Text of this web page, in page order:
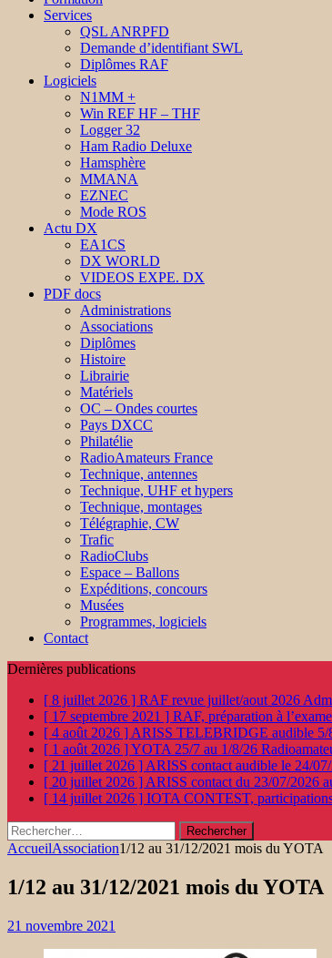
Services
QSL ANRPFD
Demande d’identifiant SWL
Diplômes RAF
Logiciels
N1MM +
Win REF HF – THF
Logger 32
Ham Radio Deluxe
Hamsphère
MMANA
EZNEC
Mode ROS
Actu DX
EA1CS
DX WORLD
VIDEOS EXPE. DX
PDF docs
Administrations
Associations
Diplômes
Histoire
Librairie
Matériels
OC – Ondes courtes
Pays DXCC
Philatélie
RadioAmateurs France
Technique, antennes
Technique, UHF et hypers
Technique, montages
Télégraphie, CW
Trafic
RadioClubs
Espace – Ballons
Expéditions, concours
Musées
Programmes, logiciels
Contact
Dernières publications
[ 8 juillet 2026 ] RAF revue juillet/aout 2026
[ 17 septembre 2021 ] RAF, préparation à
[ 4 août 2026 ] ARISS TELEBRIDGE audible 5/
[ 1 août 2026 ]YOTA 25/7 au 1/8/26
[ 21 juillet 2026 ] ARISS contact audible le 24/
[ 20 juillet 2026 ] ARISS contact du 23/07/2026
[ 14 juillet 2026 ] IOTA CONTEST,
Rechercher :
AccueilAssociation1/12 au 31/12/2021 mois du YOTA
1/12 au 31/12/2021 mois du YOTA
21 novembre 2021